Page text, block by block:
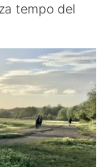
tempo del